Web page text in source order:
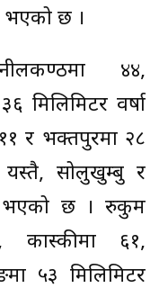
भएको छ ।
४४,
मिलिमिटर वर्षा
र भक्तपुरमा २८
यस्तै, सोलुखुम्बु र
भएको छ । रुकुम
कास्कीमा ६१,
५३ मिलिमिटर